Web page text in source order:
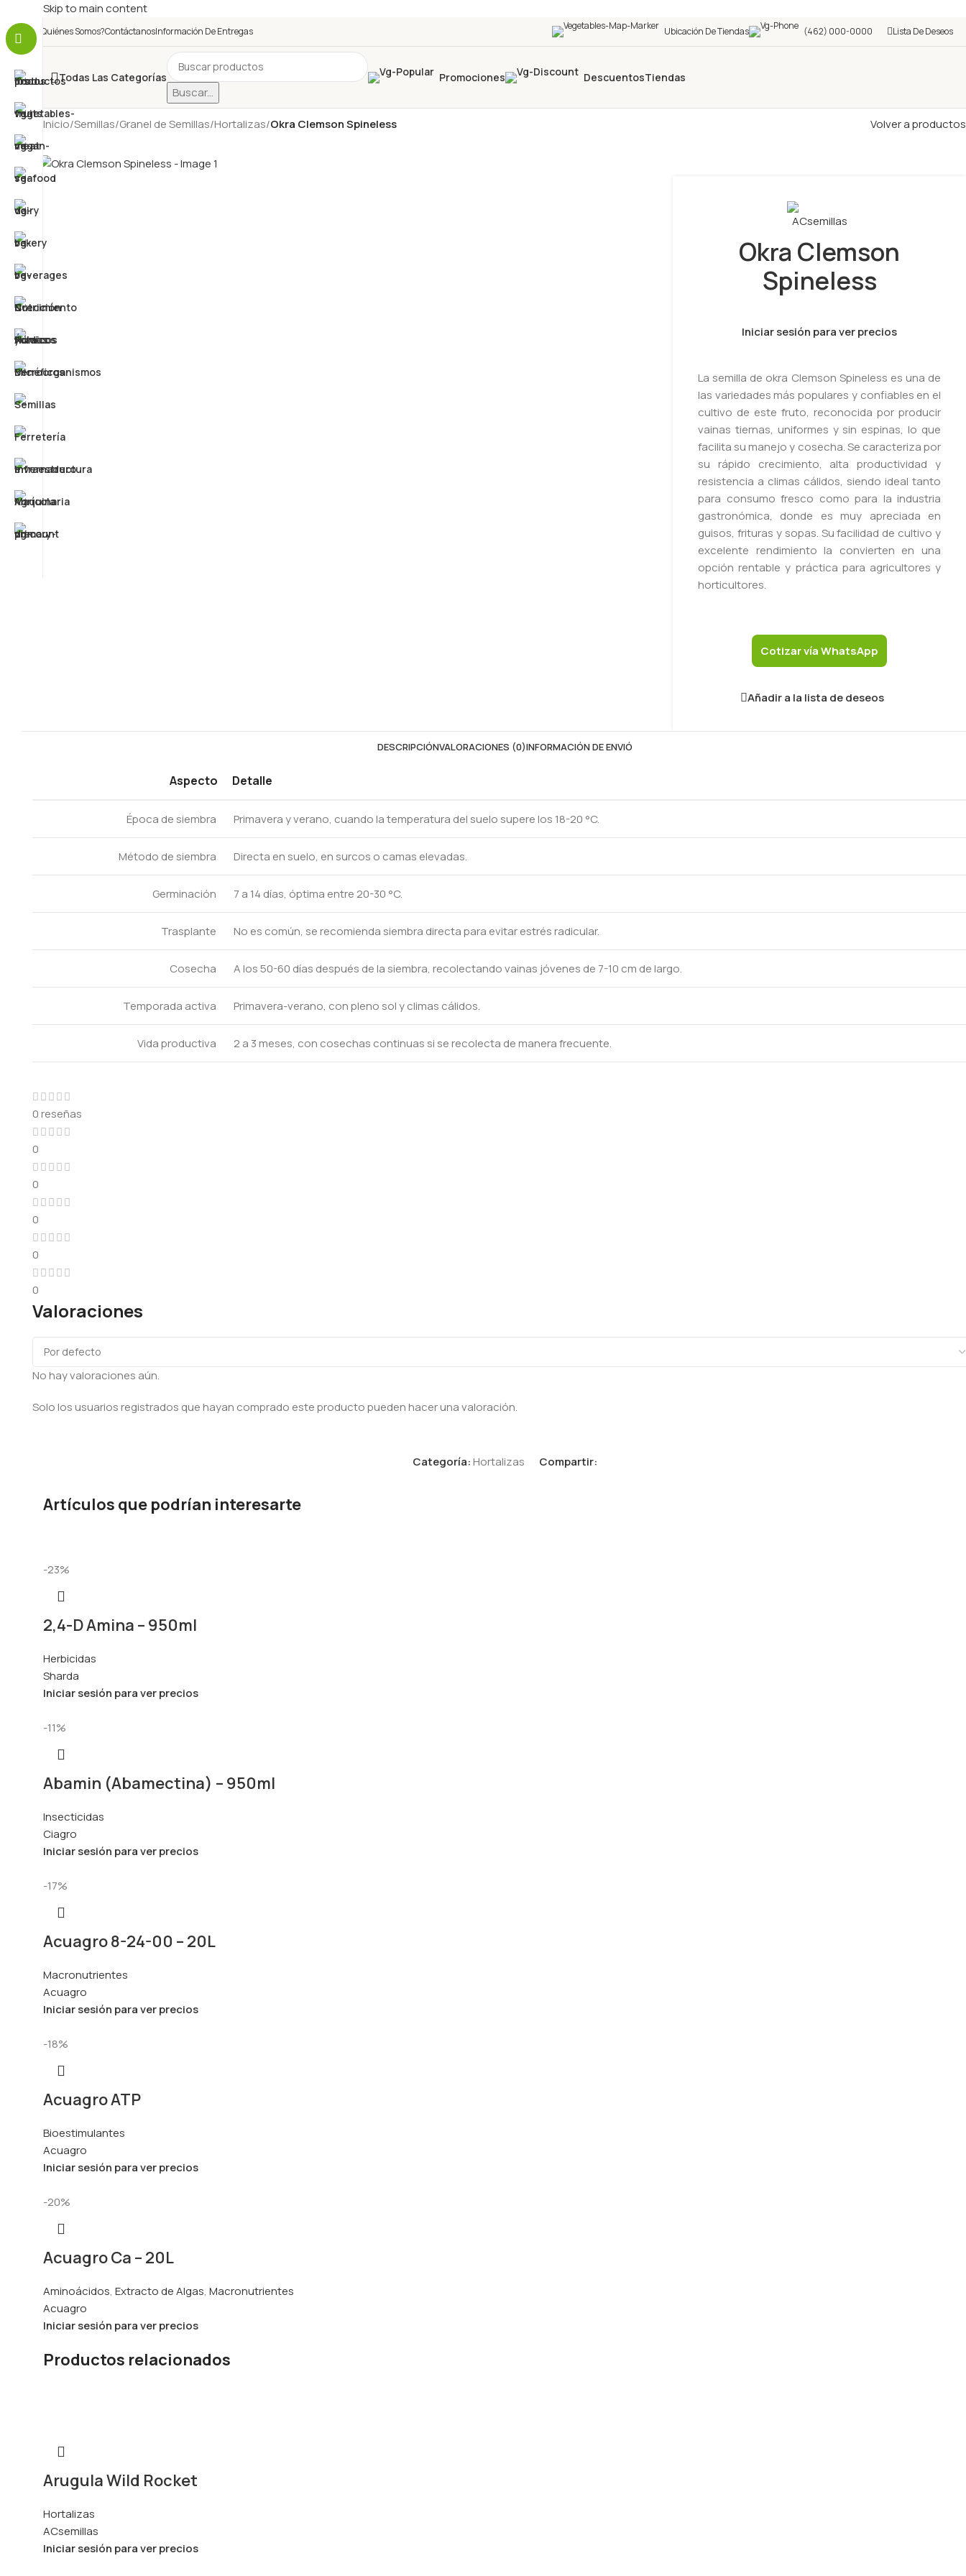
Skip to main content
¿Quiénes Somos?ContáctanosInformación De Entregas Ubicación De Tiendas (462) 000-0000 Lista De Deseos
Todas Las Categorías
Buscar...
Promociones DescuentosTiendas
Inicio/Semillas/Granel de Semillas/Hortalizas/Okra Clemson Spineless Volver a productos
Okra Clemson
Spineless
Iniciar sesión para ver precios
La semilla de okra Clemson Spineless es una de
las variedades más populares y confiables en el
cultivo de este fruto, reconocida por producir
vainas tiernas, uniformes y sin espinas, lo que
facilita su manejo y cosecha. Se caracteriza por
su rápido crecimiento, alta productividad y
resistencia a climas cálidos, siendo ideal tanto
para consumo fresco como para la industria
gastronómica, donde es muy apreciada en
guisos, frituras y sopas. Su facilidad de cultivo y
excelente rendimiento la convierten en una
opción rentable y práctica para agricultores y
horticultores.
Cotizar vía WhatsApp
Añadir a la lista de deseos
DESCRIPCIÓNVALORACIONES (0)INFORMACIÓN DE ENVIÓ
Aspecto Detalle
Época de siembra Primavera y verano, cuando la temperatura del suelo supere los 18-20 °C.
Método de siembra Directa en suelo, en surcos o camas elevadas.
Germinación 7 a 14 días, óptima entre 20-30 °C.
Trasplante No es común, se recomienda siembra directa para evitar estrés radicular.
Cosecha A los 50-60 días después de la siembra, recolectando vainas jóvenes de 7-10 cm de largo.
Temporada activa Primavera-verano, con pleno sol y climas cálidos.
Vida productiva 2 a 3 meses, con cosechas continuas si se recolecta de manera frecuente.
0 reseñas
0
0
0
0
0
Valoraciones
No hay valoraciones aún.
Solo los usuarios registrados que hayan comprado este producto pueden hacer una valoración.
Categoría:Hortalizas Compartir:
Artículos que podrían interesarte
-23%
2,4-D Amina – 950ml
Herbicidas
Sharda
Iniciar sesión para ver precios
-11%
Abamin (Abamectina) – 950ml
Insecticidas
Ciagro
Iniciar sesión para ver precios
-17%
Acuagro 8-24-00 – 20L
Macronutrientes
Acuagro
Iniciar sesión para ver precios
-18%
Acuagro ATP
Bioestimulantes
Acuagro
Iniciar sesión para ver precios
-20%
Acuagro Ca – 20L
Aminoácidos, Extracto de Algas, Macronutrientes
Acuagro
Iniciar sesión para ver precios
Productos relacionados
Arugula Wild Rocket
Hortalizas
ACsemillas
Iniciar sesión para ver precios